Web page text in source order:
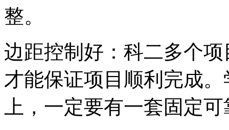
整。
边距控制好：科二多个
才能保证项目顺利完成
上，一定要有一套固定